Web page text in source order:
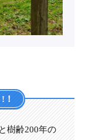
樹齢200年の